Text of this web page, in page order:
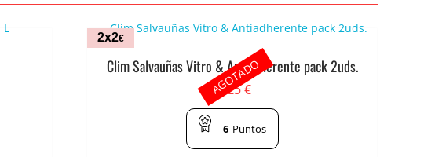
2x2€
Clim Salvauñas Vitro & Antiadherente pack 2uds.
1.25€
6 Puntos
AGOTADO